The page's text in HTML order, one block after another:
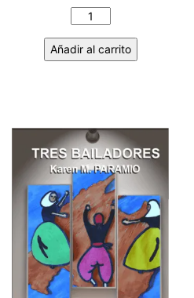
AFGANO
KAREN
M.
PARAMIO
cantidad
Añadir al carrito